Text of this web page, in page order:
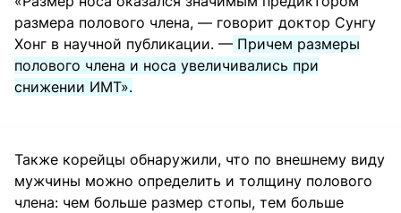
размера полового члена, — говорит доктор Сунгу
Хонг в научной публикации. — Причем размеры
полового члена и носа увеличивались при
снижении ИМТ».
Также корейцы обнаружили, что по внешнему виду
мужчины можно определить и толщину полового
члена: чем больше размер стопы, тем больше